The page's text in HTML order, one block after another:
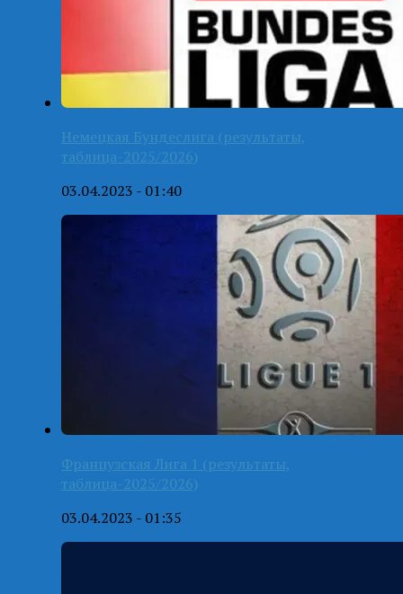
Немецкая Бундеслига (результаты,
таблица-2025/2026)
03.04.2023 - 01:40
Французская Лига 1 (результаты,
таблица-2025/2026)
03.04.2023 - 01:35